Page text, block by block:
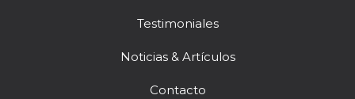
Testimoniales
Noticias & Artículos
Contacto